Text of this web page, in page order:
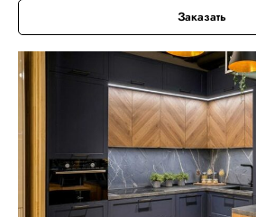
Заказать